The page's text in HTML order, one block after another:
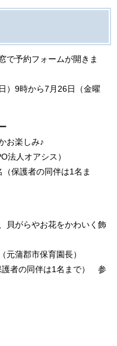
で予約フォームが開きま
）9時から7月26日（金曜
お楽しみ♪
法人オアシス）
保護者の同伴は1名ま
貝がらやお花をかわいく飾
蒲郡市保育園長）
者の同伴は1名まで） 参